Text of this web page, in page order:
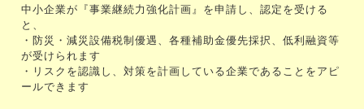
中小企業が『事業継続力強化計画』を申請し、認定を受ける
と、
・防災・減災設備税制優遇、各種補助金優先採択、低利融資等
が受けられます
・リスクを認識し、対策を計画している企業であることをアピ
ールできます